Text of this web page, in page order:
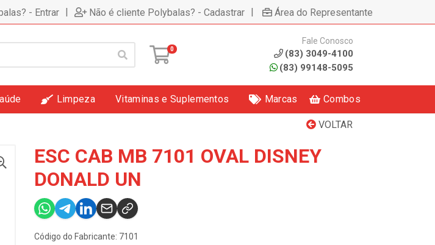
- Entrar | Não é cliente Polybalas? - Cadastrar | Área do Representante
0
Fale Conosco
(83) 3049-4100
(83) 99148-5095
Limpeza Vitaminas e Suplementos Marcas Combos
VOLTAR
ESC CAB MB 7101 OVAL DISNEY
DONALD UN
Código do Fabricante: 7101